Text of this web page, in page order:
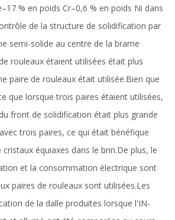
% en poids Cr–0,6 % en poids Ni dans
de la structure de solidification par
semi-solide au centre de la brame
rouleaux étaient utilisées était plus
paire de rouleaux était utilisée.Bien que
que lorsque trois paires étaient utilisées,
front de solidification était plus grande
trois paires, ce qui était bénéfique
équiaxes dans le brin.De plus, le
et la consommation électrique sont
paires de rouleaux sont utilisées.Les
de la dalle produites lorsque l'IN-